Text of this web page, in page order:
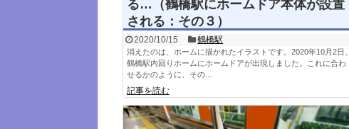
る…（鶴橋駅にホームドア本体が設置
される：その３）
2020/10/15 鶴橋駅
消えたのは、ホームに描かれたイラストです。2020年10月2日、
鶴橋駅内回りホームにホームドアが出現しました。これに合わ
せるかのように、その...
記事を読む